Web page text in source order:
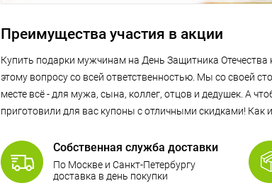
Преимущества участия в акции
Купить подарки мужчинам на День Защитника Отечества
этому вопросу со всей ответственностью. Мы со своей
месте всё - для мужа, сына, коллег, отцов и дедушек. А
приготовили для вас купоны с отличными скидками! Как
Собственная служба доставки
По Москве и Санкт-Петербургу
доставка в день покупки